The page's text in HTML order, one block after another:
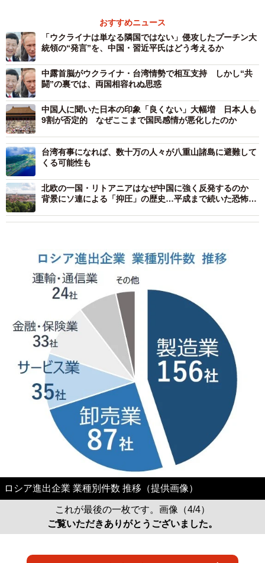
おすすめニュース
「ウクライナは単なる隣国ではない」侵攻したプーチン大
統領の“発言”を、中国・習近平氏はどう考えるか
中露首脳がウクライナ・台湾情勢で相互支持 しかし“共
闘”の裏では、両国相容れぬ思惑
中国人に聞いた日本の印象「良くない」大幅増 日本人も
9割が否定的 なぜここまで国民感情が悪化したのか
台湾有事になれば、数十万の人々が八重山諸島に避難して
くる可能性も
北欧の一国・リトアニアはなぜ中国に強く反発するのか
背景にソ連による「抑圧」の歴史…平成まで続いた恐怖政
ロシア進出企業 業種別件数 推移（提供画像）
これが最後の一枚です。画像（4/4）
ご覧いただきありがとうございました。